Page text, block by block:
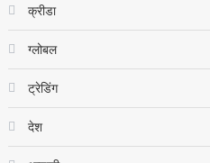
क्रीडा
ग्लोबल
ट्रेडिंग
देश